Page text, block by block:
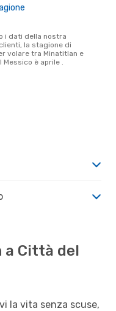
la stagione di
volare tra Minatitlan e
Messico è aprile .
a Città del
la vita senza scuse,